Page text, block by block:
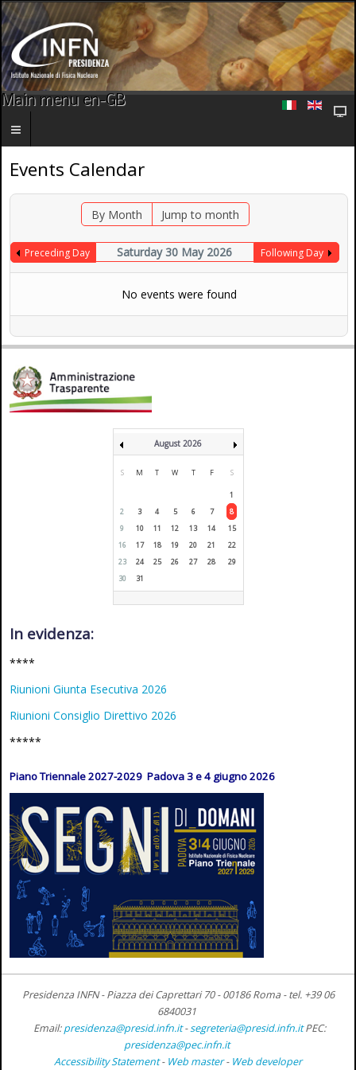
Main menu en-GB
Events Calendar
By Month Jump to month
Preceding Day Saturday 30 May 2026 Following Day
No events were found
August 2026
S M T W T F S
1
2
3 4 5 6 7
8
9
10 11 12 13 14
15
16
17 18 19 20 21
22
23
24 25 26 27 28
29
30
31
In evidenza:
****
Riunioni Giunta Esecutiva 2026
Riunioni Consiglio Direttivo 2026
*****
Piano Triennale 2027-2029 Padova 3 e 4 giugno 2026
Presidenza INFN - Piazza dei Caprettari 70 - 00186 Roma -tel. +39 06
6840031
Email:presidenza@presid.infn.it-segreteria@presid.infn.it PEC:
presidenza@pec.infn.it
Accessibility Statement- Web master- Web developer